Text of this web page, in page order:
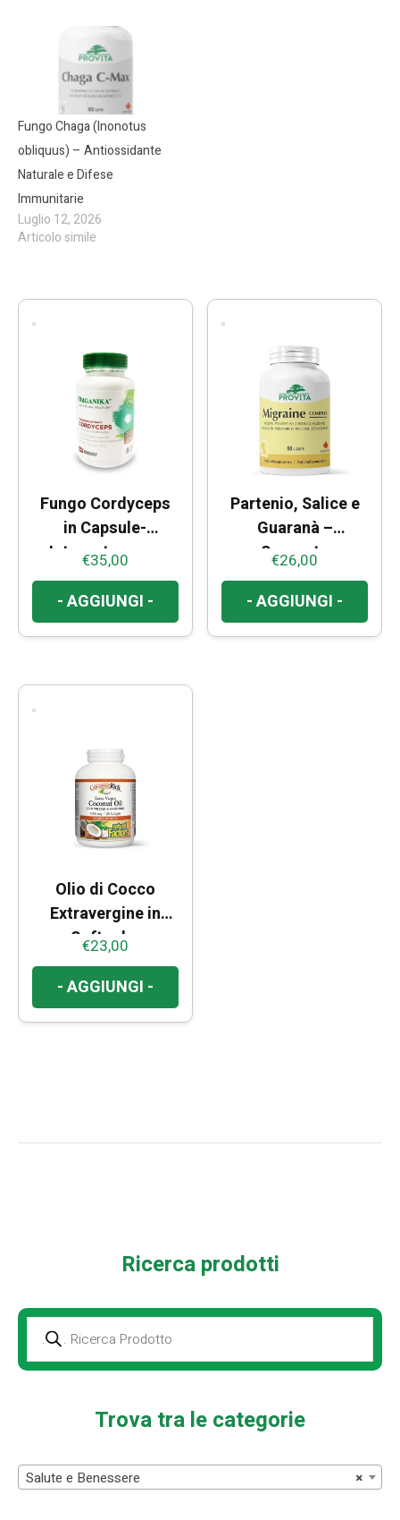
Fungo Chaga (Inonotus
obliquus) – Antiossidante
Naturale e Difese
Immunitarie
Luglio 12, 2026
Articolo simile
Fungo Cordyceps
in Capsule-
Integratore per
Energia e Immunità
€35,00
- AGGIUNGI -
Partenio, Salice e
Guaranà –
Supporto
Benessere e
Comfort Mentale
€26,00
- AGGIUNGI -
Olio di Cocco
Extravergine in
Softgel –
Integratore per
Energia e
Metabolismo
€23,00
- AGGIUNGI -
Ricerca prodotti
Prodotti
della
ricerca
Trova tra le categorie
×
Salute e Benessere